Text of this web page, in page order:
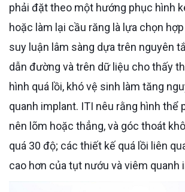
phải đặt theo một hướng phục hình
hoặc làm lại cầu răng là lựa chọn
suy luận lâm sàng dựa trên nguyên
dẫn đường và trên dữ liệu cho thấy
hình quá lồi, khó vệ sinh làm tăng
quanh implant. ITI nêu rằng hình thể
nên lõm hoặc thẳng, và góc thoát
quá 30 độ; các thiết kế quá lồi liên
cao hơn của tụt nướu và viêm quanh